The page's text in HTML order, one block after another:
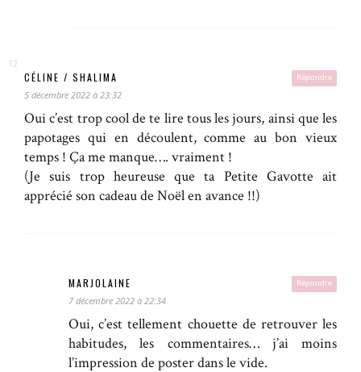
Répondre
CÉLINE / SHALIMA
5 décembre 2022 à 23:32
Oui c’est trop cool de te lire tous les jours, ainsi que les
papotages qui en découlent, comme au bon vieux
temps ! Ça me manque…. vraiment !
(Je suis trop heureuse que ta Petite Gavotte ait
apprécié son cadeau de Noël en avance !!)
Répondre
MARJOLAINE
7 décembre 2022 à 22:34
Oui, c’est tellement chouette de retrouver les
habitudes, les commentaires… j’ai moins
l’impression de poster dans le vide.